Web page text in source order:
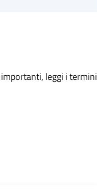
leggi i termini